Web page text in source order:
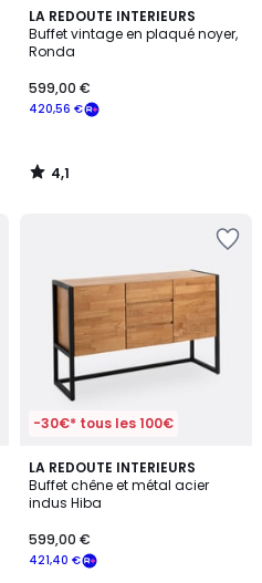
LA REDOUTE INTERIEURS
Buffet vintage en plaqué noyer,
Ronda
420,56 €
599,00 €
4,1
/ 5
4,1
/
-30€* tous les 100€
LA REDOUTE INTERIEURS
Buffet chêne et métal acier
indus Hiba
421,40 €
599,00 €
4,4
/ 5